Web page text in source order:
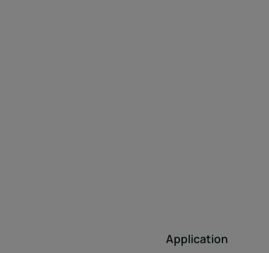
Application